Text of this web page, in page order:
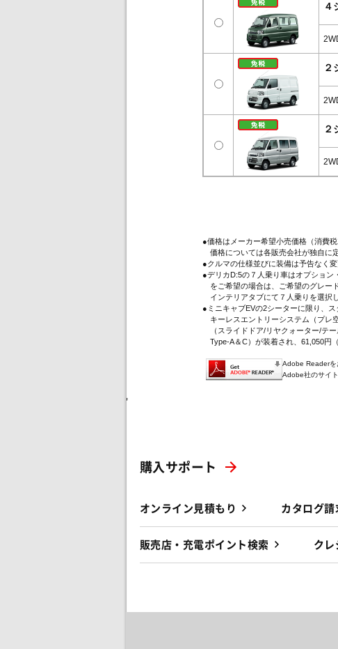
４
２
２
●価格はメーカー希望小売価格（消費
価格については各販売会社が独自に
●クルマの仕様並びに装備は予告なく
●デリカD:5の７人乗り車はオプショ
をご希望の場合は、ご希望のグレー
インテリアタブにて７人乗りを選択
●ミニキャブEVの2シーターに限り、
キーレスエントリーシステム（プレ
（スライドドア/リヤクォーター/テー
Type-A＆C）が装着され、61,050円
Adobe Readerを
Adobe社のサイ
'
購入サポート
オンライン見積もり カタログ請
販売店・充電ポイント検索 クレ